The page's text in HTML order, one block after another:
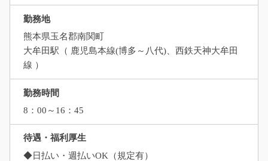
勤務地
熊本県玉名郡南関町
大牟田駅（ 鹿児島本線(博多～八代)、西鉄天神大牟田
線 ）
勤務時間
8：00～16：45
待遇・福利厚生
◆日払い・週払いOK（規定有）